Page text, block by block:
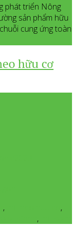
phát triển Nông
sản phẩm hữu
cung ứng toàn
hữu cơ
,
,
,